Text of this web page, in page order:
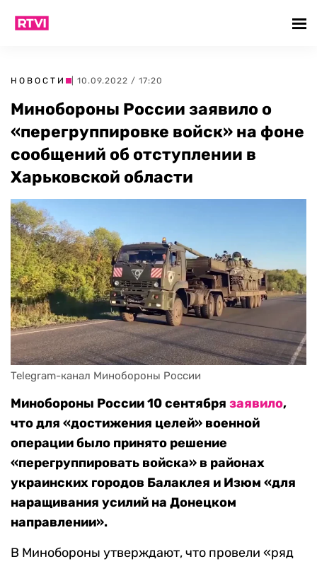
НОВОСТИ | 10.09.2022 / 17:20
Минобороны России заявило о
«перегруппировке войск» на фоне
сообщений об отступлении в
Харьковской области
Telegram-канал Минобороны России
Минобороны России 10 сентября заявило,
что для «достижения целей» военной
операции было принято решение
«перегруппировать войска» в районах
украинских городов Балаклея и Изюм «для
наращивания усилий на Донецком
направлении».
В Минобороны утверждают, что провели «ряд